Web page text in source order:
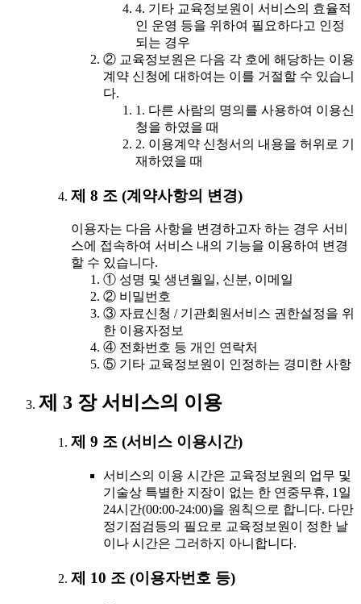
4. 기타 교육정보원이 서비스의 효율적
인 운영 등을 위하여 필요하다고 인정
되는 경우
② 교육정보원은 다음 각 호에 해당하는 이용
계약 신청에 대하여는 이를 거절할 수 있습니
다.
1. 다른 사람의 명의를 사용하여 이용신
청을 하였을 때
2. 이용계약 신청서의 내용을 허위로 기
재하였을 때
제 8 조 (계약사항의 변경)
이용자는 다음 사항을 변경하고자 하는 경우 서비
스에 접속하여 서비스 내의 기능을 이용하여 변경
할 수 있습니다.
① 성명 및 생년월일, 신분, 이메일
② 비밀번호
③ 자료신청 / 기관회원서비스 권한설정을 위
한 이용자정보
④ 전화번호 등 개인 연락처
⑤ 기타 교육정보원이 인정하는 경미한 사항
제 3 장 서비스의 이용
제 9 조 (서비스 이용시간)
서비스의 이용 시간은 교육정보원의 업무 및
기술상 특별한 지장이 없는 한 연중무휴, 1일
24시간(00:00-24:00)을 원칙으로 합니다. 다만
정기점검등의 필요로 교육정보원이 정한 날
이나 시간은 그러하지 아니합니다.
제 10 조 (이용자번호 등)